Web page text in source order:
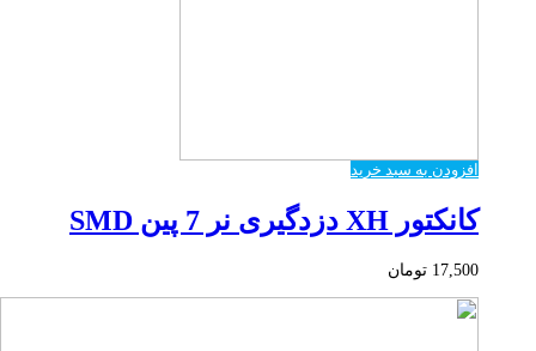
افزودن به سبد خرید
کانکتور XH دزدگیری نر 7 پین SMD
17,500 تومان